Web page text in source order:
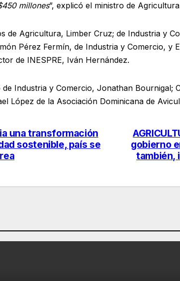
millones”, explicó el ministro de
de Agricultura, Limber Cruz; de Industria y
Pérez Fermín, de Industria y Comercio,
de INESPRE, Iván Hernández.
Industria y Comercio, Jonathan Bournigal;
López de la Asociación Dominicana de
gobierno
también,
una transformación
sostenible, país se